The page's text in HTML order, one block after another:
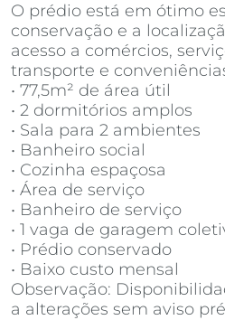
O prédio está em ótimo
conservação e a
acesso a comércios,
transporte e
• 77,5m² de área útil
• 2 dormitórios amplos
• Sala para 2 ambientes
• Banheiro social
• Cozinha espaçosa
• Área de serviço
• Banheiro de serviço
• 1 vaga de garagem
• Prédio conservado
• Baixo custo mensal
Observação:
a alterações sem aviso